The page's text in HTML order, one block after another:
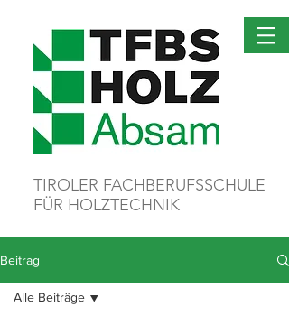
TIROLER FACHBERUFSSCHULE
FÜR HOLZTECHNIK
Beitrag
Alle Beiträge